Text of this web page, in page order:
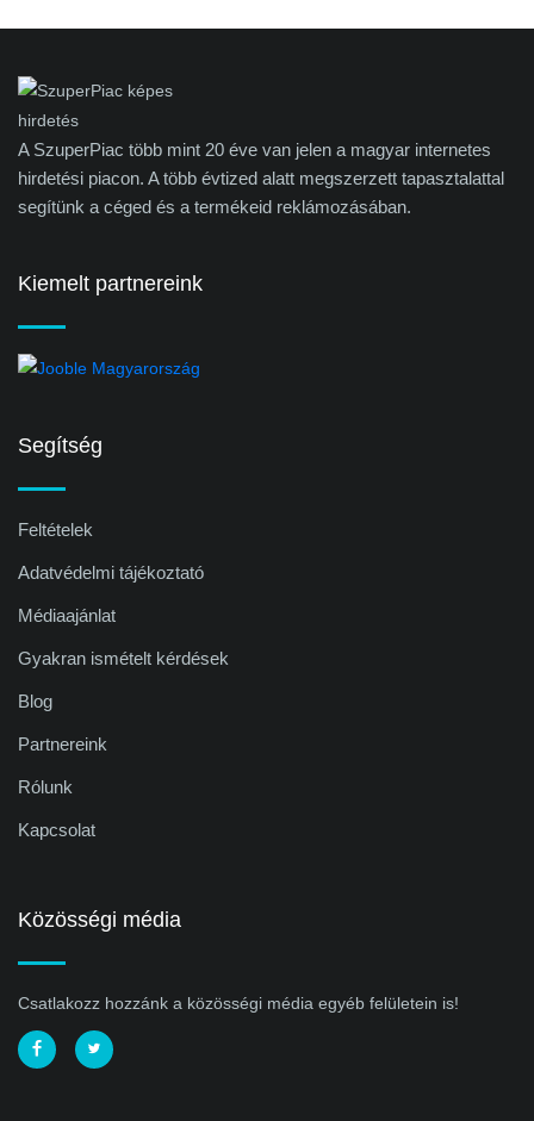
A SzuperPiac több mint 20 éve van jelen a magyar internetes
hirdetési piacon. A több évtized alatt megszerzett tapasztalattal
segítünk a céged és a termékeid reklámozásában.
Kiemelt partnereink
Segítség
Feltételek
Adatvédelmi tájékoztató
Médiaajánlat
Gyakran ismételt kérdések
Blog
Partnereink
Rólunk
Kapcsolat
Közösségi média
Csatlakozz hozzánk a közösségi média egyéb felületein is!